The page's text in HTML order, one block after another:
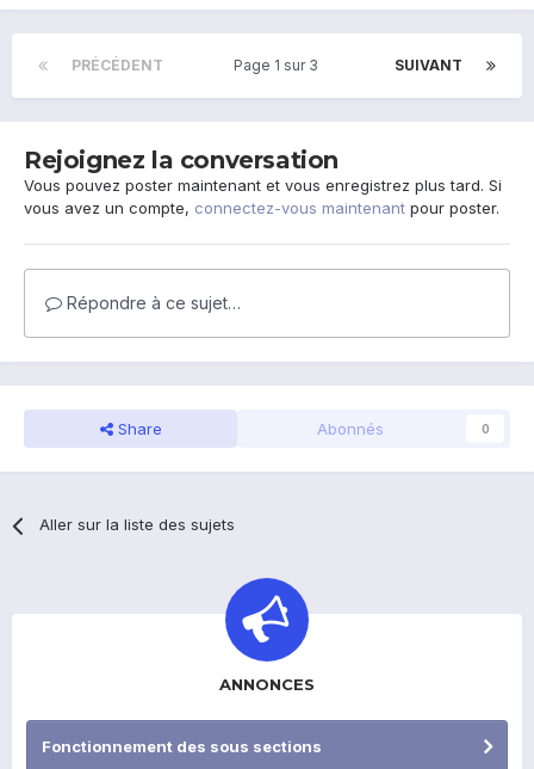
PRÉCÉDENT SUIVANT
Page 1 sur 3
Rejoignez la conversation
Vous pouvez poster maintenant et vous enregistrez plus tard. Si
vous avez un compte, connectez-vous maintenant pour poster.
Répondre à ce sujet…
Share Abonnés 0
Aller sur la liste des sujets
ANNONCES
Fonctionnement des sous sections